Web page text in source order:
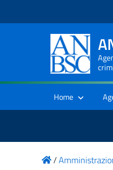
Home
/